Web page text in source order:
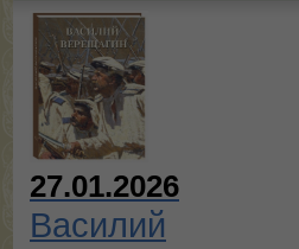
27.01.2026
Василий